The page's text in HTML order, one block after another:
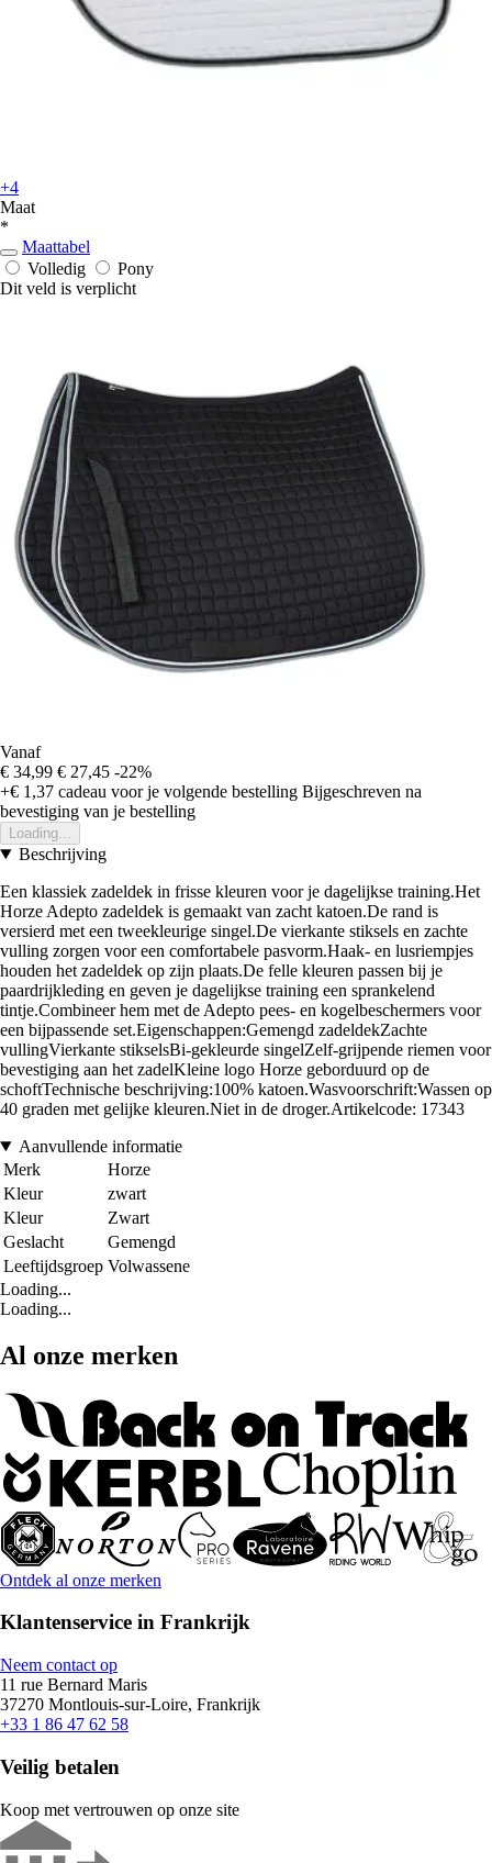
+4
Maat
*
Maattabel
Volledig
Pony
Dit veld is verplicht
Vanaf
€ 34,99 € 27,45 -22%
+€ 1,37 cadeau voor je volgende bestelling Bijgeschreven na
bevestiging van je bestelling
Loading...
Beschrijving
Een klassiek zadeldek in frisse kleuren voor je dagelijkse training.Het
Horze Adepto zadeldek is gemaakt van zacht katoen.De rand is
versierd met een tweekleurige singel.De vierkante stiksels en zachte
vulling zorgen voor een comfortabele pasvorm.Haak- en lusriempjes
houden het zadeldek op zijn plaats.De felle kleuren passen bij je
paardrijkleding en geven je dagelijkse training een sprankelend
tintje.Combineer hem met de Adepto pees- en kogelbeschermers voor
een bijpassende set.Eigenschappen:Gemengd zadeldekZachte
vullingVierkante stikselsBi-gekleurde singelZelf-grijpende riemen voor
bevestiging aan het zadelKleine logo Horze geborduurd op de
schoftTechnische beschrijving:100% katoen.Wasvoorschrift:Wassen op
40 graden met gelijke kleuren.Niet in de droger.Artikelcode: 17343
Aanvullende informatie
Merk
Horze
Kleur
zwart
Kleur
Zwart
Geslacht
Gemengd
Leeftijdsgroep Volwassene
Loading...
Loading...
Al onze merken
Ontdek al onze merken
Klantenservice in Frankrijk
Neem contact op
11 rue Bernard Maris
37270 Montlouis-sur-Loire, Frankrijk
+33 1 86 47 62 58
Veilig betalen
Koop met vertrouwen op onze site